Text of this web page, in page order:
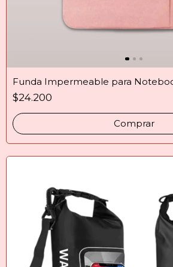
Funda Impermeable para
$24.200
Comprar